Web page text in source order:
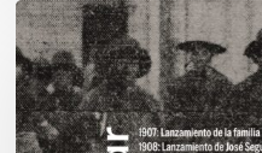
Chawrakawin:
Palimpsesto
explora
a